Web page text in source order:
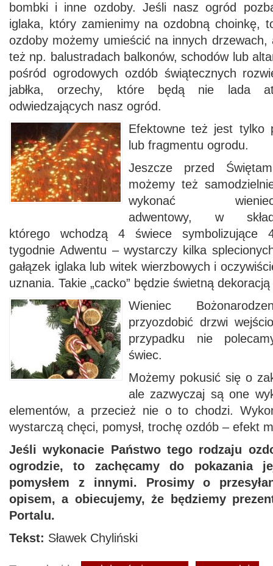
bombki i inne ozdoby. Jeśli nasz ogród
iglaka, który zamienimy na ozdobną choinkę,
ozdoby możemy umieścić na innych
też np. balustradach balkonów, schodów lub
pośród ogrodowych ozdób świątecznych
jabłka, orzechy, które będą nie lada
odwiedzających nasz ogród.
Efektowne też jest tylko
lub fragmentu ogrodu.
Jeszcze przed
możemy też
wykonać
adwentowy, w
którego wchodzą 4 świece symbolizujące
tygodnie Adwentu – wystarczy kilka
gałązek iglaka lub witek wierzbowych i
uznania. Takie „cacko” będzie świetną
Wieniec
przyozdobić drzwi
przypadku nie
świec.
Możemy pokusić się o
ale zazwyczaj są one
elementów, a przecież nie o to chodzi.
wystarczą chęci, pomysł, trochę ozdób – efekt
Jeśli wykonacie Państwo tego rodzaju
ogrodzie, to zachęcamy do pokazania
pomysłem z innymi. Prosimy o
opisem, a obiecujemy, że będziemy
Portalu.
Tekst: Sławek Chyliński